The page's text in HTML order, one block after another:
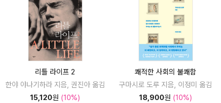
리틀 라이프 2
한야 야나기하라 지음, 권진아 옮김
15,120원 (10%)
쾌적한 사회의 불쾌함
구마시로 도루 지음, 이정미 옮김
18,900원 (10%)